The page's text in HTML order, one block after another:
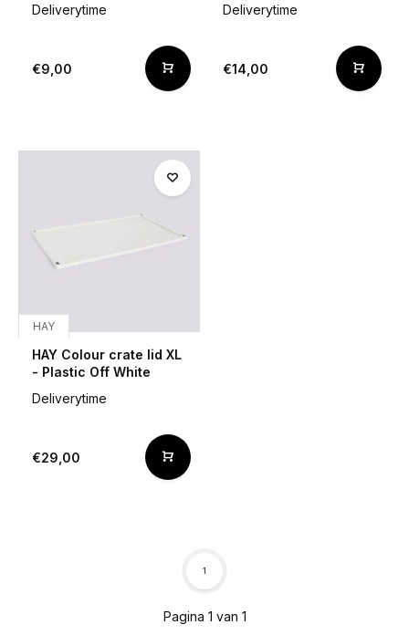
Deliverytime
€9,00
Deliverytime
€14,00
HAY
HAY Colour crate lid XL
- Plastic Off White
Deliverytime
€29,00
Pagina 1 van 1
1